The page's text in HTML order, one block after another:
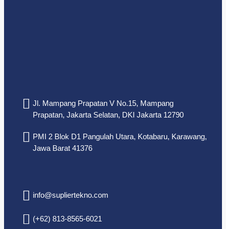
Jl. Mampang Prapatan V No.15, Mampang
Prapatan, Jakarta Selatan, DKI Jakarta 12790
PMI 2 Blok D1 Pangulah Utara, Kotabaru, Karawang,
Jawa Barat 41376
info@supliertekno.com
(+62) 813-8565-6021